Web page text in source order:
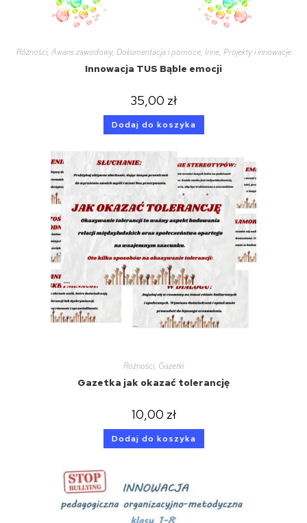
Różności, Awans zawodowy, Dokumentacja i pomoce, Inne, Projekty i innowacje
Innowacja TUS Bąble emocji
35,00 zł
Dodaj do koszyka
Różności, Gazetki
Gazetka jak okazać tolerancję
10,00 zł
Dodaj do koszyka